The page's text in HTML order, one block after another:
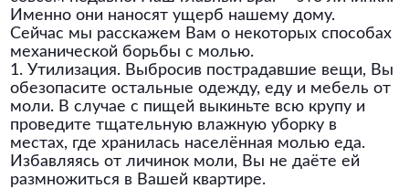
Именно они наносят ущерб нашему дому.
Сейчас мы расскажем Вам о некоторых способах
механической борьбы с молью.
1. Утилизация. Выбросив пострадавшие вещи, Вы
обезопасите остальные одежду, еду и мебель от
моли. В случае с пищей выкиньте всю крупу и
проведите тщательную влажную уборку в
местах, где хранилась населённая молью еда.
Избавляясь от личинок моли, Вы не даёте ей
размножиться в Вашей квартире.